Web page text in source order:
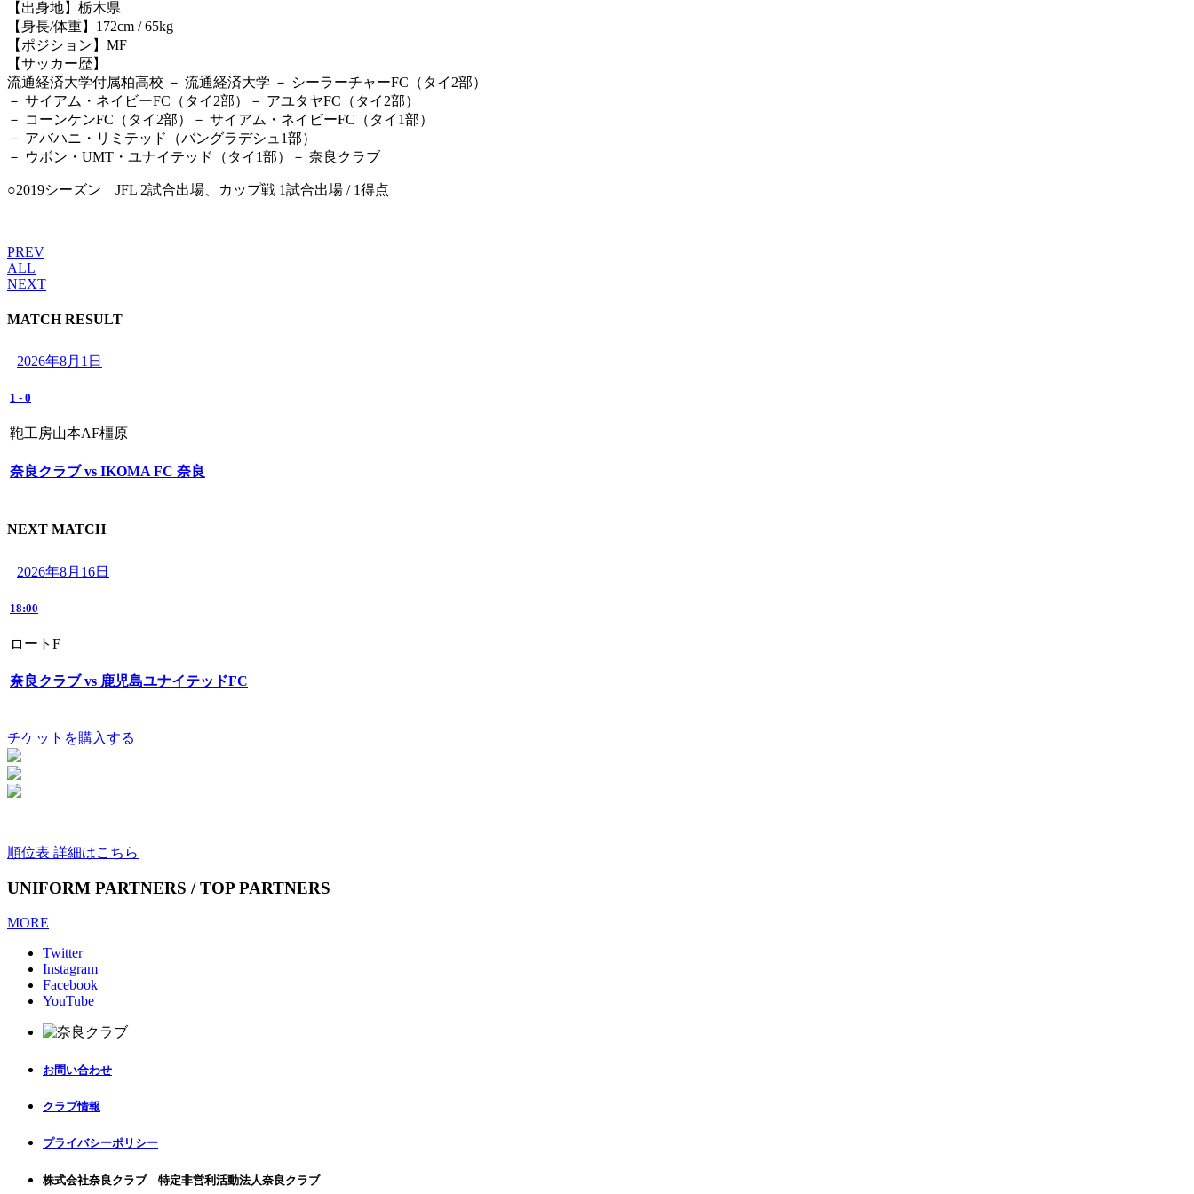
【出身地】栃木県
【身長/体重】172cm / 65kg
【ポジション】MF
【サッカー歴】
流通経済大学付属柏高校 － 流通経済大学 － シーラーチャーFC（タイ2部）
－ サイアム・ネイビーFC（タイ2部）－ アユタヤFC（タイ2部）
－ コーンケンFC（タイ2部）－ サイアム・ネイビーFC（タイ1部）
－ アバハニ・リミテッド（バングラデシュ1部）
－ ウボン・UMT・ユナイテッド（タイ1部）－ 奈良クラブ
○2019シーズン JFL 2試合出場、カップ戦 1試合出場 / 1得点
PREV
ALL
NEXT
MATCH RESULT
2026年8月1日
1 - 0
鞄工房山本AF橿原
奈良クラブ vs IKOMA FC 奈良
NEXT MATCH
2026年8月16日
18:00
ロートF
奈良クラブ vs 鹿児島ユナイテッドFC
チケットを購入する
順位表 詳細はこちら
UNIFORM PARTNERS / TOP PARTNERS
MORE
Twitter
Instagram
Facebook
YouTube
お問い合わせ
クラブ情報
プライバシーポリシー
株式会社奈良クラブ 特定非営利活動法人奈良クラブ